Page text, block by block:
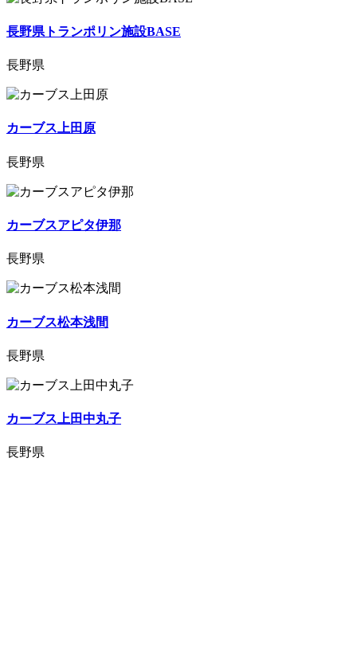
長野県トランポリン施設BASE
長野県
カーブス上田原
長野県
カーブスアピタ伊那
長野県
カーブス松本浅間
長野県
カーブス上田中丸子
長野県